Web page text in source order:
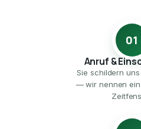
01
Anruf &
Sie schildern
— wir nennen